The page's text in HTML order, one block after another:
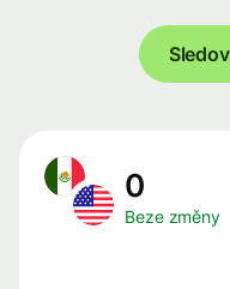
0
Beze změny